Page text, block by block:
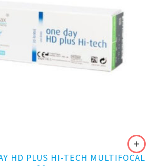
HD PLUS HI-TECH MULTIFOCAL